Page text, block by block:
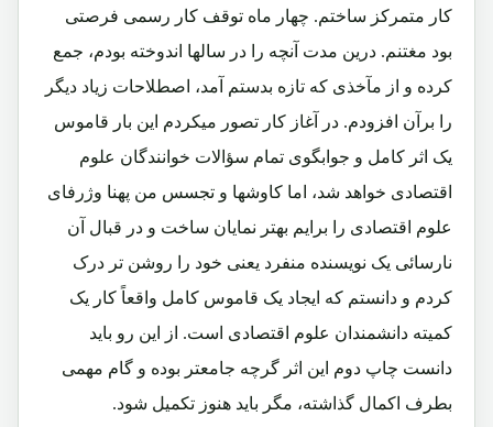
کار متمرکز ساختم. چهار ماه توقف کار رسمی فرصتی
بود مغتنم. درین مدت آنچه را در سالها اندوخته بودم، جمع
کرده و از مآخذی که تازه بدستم آمد، اصطلاحات زیاد دیگر
را برآن افزودم. در آغاز کار تصور میکردم این بار قاموس
یک اثر کامل و جوابگوی تمام سؤالات خوانندگان علوم
اقتصادی خواهد شد، اما کاوشها و تجسس من پهنا وژرفای
علوم اقتصادی را برایم بهتر نمایان ساخت و در قبال آن
نارسائی یک نویسنده منفرد یعنی خود را روشن تر درک
کردم و دانستم که ایجاد یک قاموس کامل واقعاً کار یک
کمیته دانشمندان علوم اقتصادی است. از این رو باید
دانست چاپ دوم این اثر گرچه جامعتر بوده و گام مهمی
بطرف اکمال گذاشته، مگر باید هنوز تکمیل شود.